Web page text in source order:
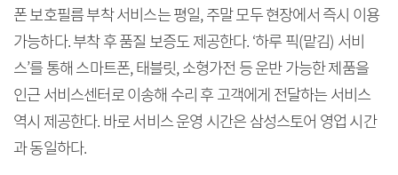
폰 보호필름 부착 서비스는 평일, 주말 모두 현장에서 즉시 이용
가능하다. 부착 후 품질 보증도 제공한다. ‘하루 픽(맡김) 서비
스’를 통해 스마트폰, 태블릿, 소형가전 등 운반 가능한 제품을
인근 서비스센터로 이송해 수리 후 고객에게 전달하는 서비스
역시 제공한다. 바로 서비스 운영 시간은 삼성스토어 영업 시간
과 동일하다.